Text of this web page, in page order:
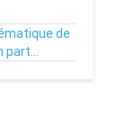
de
part...
0